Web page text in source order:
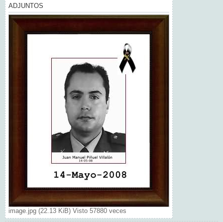
e
ADJUNTOS
image.jpg (22.13 KiB) Visto 57880 veces